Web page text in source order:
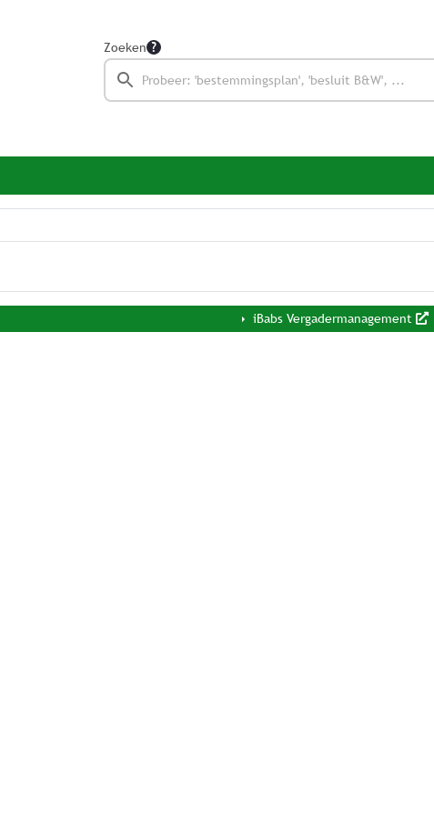
Zoeken
iBabs Vergadermanagement